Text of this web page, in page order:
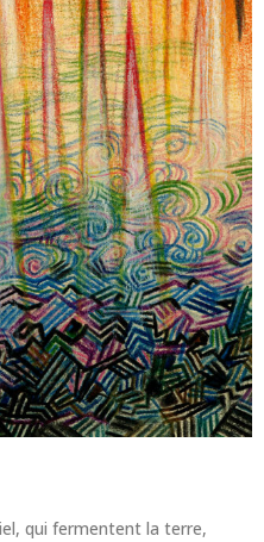
qui fermentent la terre,